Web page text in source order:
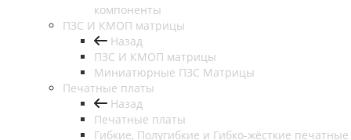
компоненты
ПЗС И КМОП матрицы
Назад
ПЗС И КМОП матрицы
Миниатюрные ПЗС Матрицы
Печатные платы
Назад
Печатные платы
Гибкие, Полугибкие и Гибко-жёсткие печатные